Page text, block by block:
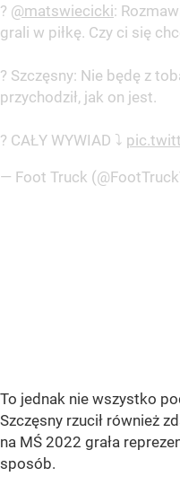
?️ @matswiecicki:
grali w piłkę. Czy ci się
?️ Szczęsny: Nie będę z
przychodził, jak on jest.
? CAŁY WYWIAD ⤵️
— Foot Truck
To jednak nie wszystko
Szczęsny rzucił również
na MŚ 2022 grała
sposób.